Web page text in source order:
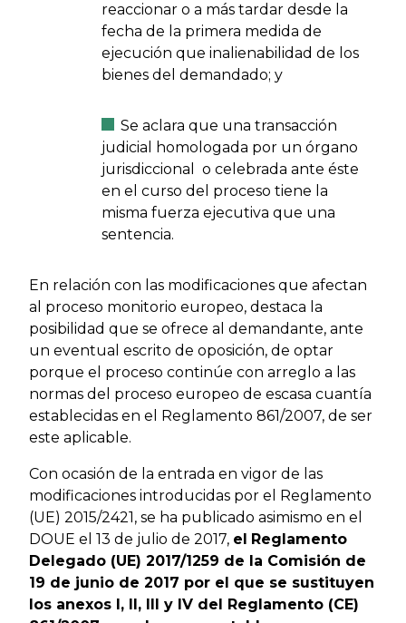
reaccionar o a más tardar desde la
fecha de la primera medida de
ejecución que inalienabilidad de los
bienes del demandado; y
Se aclara que una transacción
judicial homologada por un órgano
jurisdiccional o celebrada ante éste
en el curso del proceso tiene la
misma fuerza ejecutiva que una
sentencia.
En relación con las modificaciones que afectan
al proceso monitorio europeo, destaca la
posibilidad que se ofrece al demandante, ante
un eventual escrito de oposición, de optar
porque el proceso continúe con arreglo a las
normas del proceso europeo de escasa cuantía
establecidas en el Reglamento 861/2007, de ser
este aplicable.
Con ocasión de la entrada en vigor de las
modificaciones introducidas por el Reglamento
(UE) 2015/2421, se ha publicado asimismo en el
DOUE el 13 de julio de 2017, el
Reglamento
Delegado (UE) 2017/1259 de la Comisión de
19 de junio de 2017 por el que se sustituyen
los anexos I, II, III y IV del Reglamento (CE)